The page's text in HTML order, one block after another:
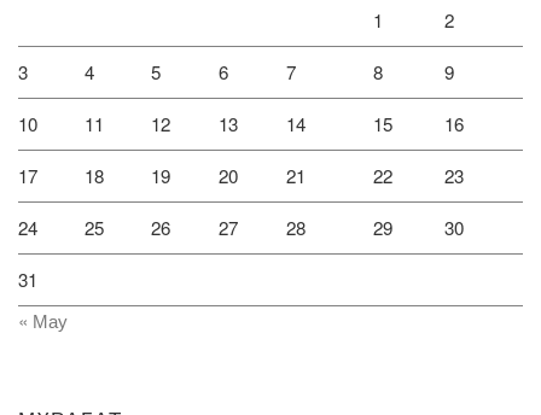
1 2
3 4 5 6 7 8 9
10 11 12 13 14 15 16
17 18 19 20 21 22 23
24 25 26 27 28 29 30
31
« Мау